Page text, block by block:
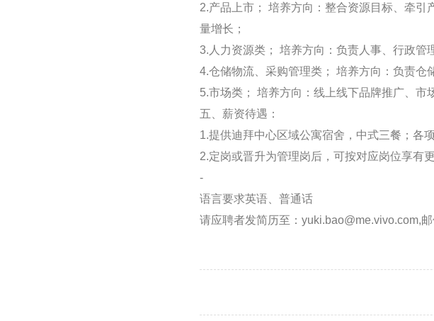
2.产品上市； 培养方向：整合资源目标、牵
量增长；
3.人力资源类； 培养方向：负责人事、行政管
4.仓储物流、采购管理类； 培养方向：负责仓
5.市场类； 培养方向：线上线下品牌推广、市
五、薪资待遇：
1.提供迪拜中心区域公寓宿舍，中式三餐；各
2.定岗或晋升为管理岗后，可按对应岗位享有
-
语言要求英语、普通话
请应聘者发简历至：yuki.bao@me.vivo.com,